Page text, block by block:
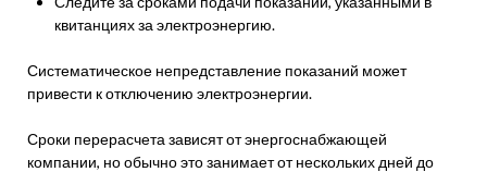
квитанциях за электроэнергию.
Систематическое непредставление показаний может
привести к отключению электроэнергии.
Сроки перерасчета зависят от энергоснабжающей
компании, но обычно это занимает от нескольких дней до